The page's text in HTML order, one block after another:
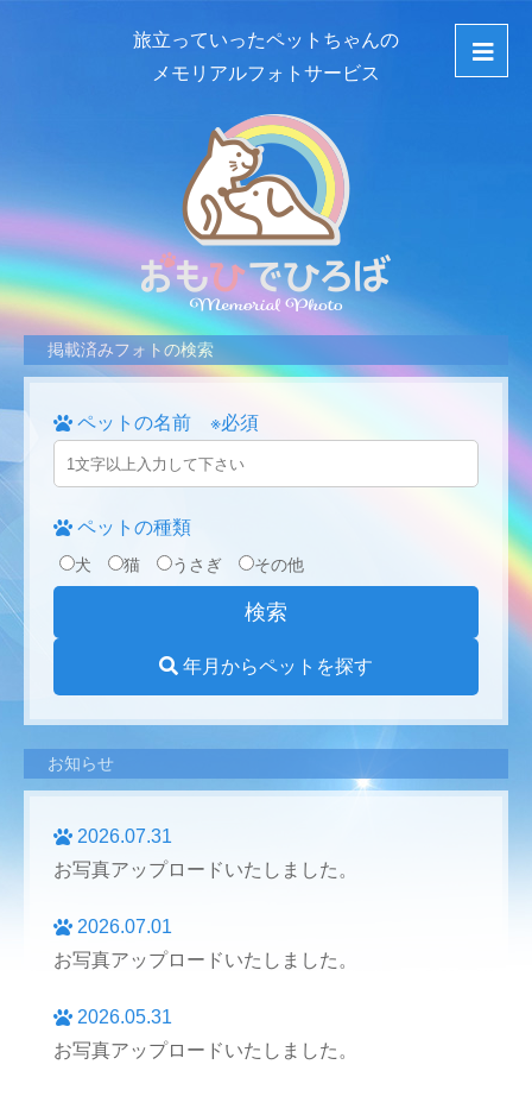
旅立っていったペットちゃんの
メモリアルフォトサービス
掲載済みフォトの検索
ペットの名前 ※必須
ペットの種類
犬 猫 うさぎ その他
年月からペットを探す
お知らせ
2026.07.31
お写真アップロードいたしました。
2026.07.01
お写真アップロードいたしました。
2026.05.31
お写真アップロードいたしました。